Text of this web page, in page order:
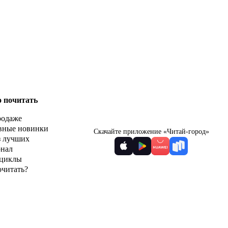
почитать
новинки
лучших
Скачайте приложение «Читай-город»